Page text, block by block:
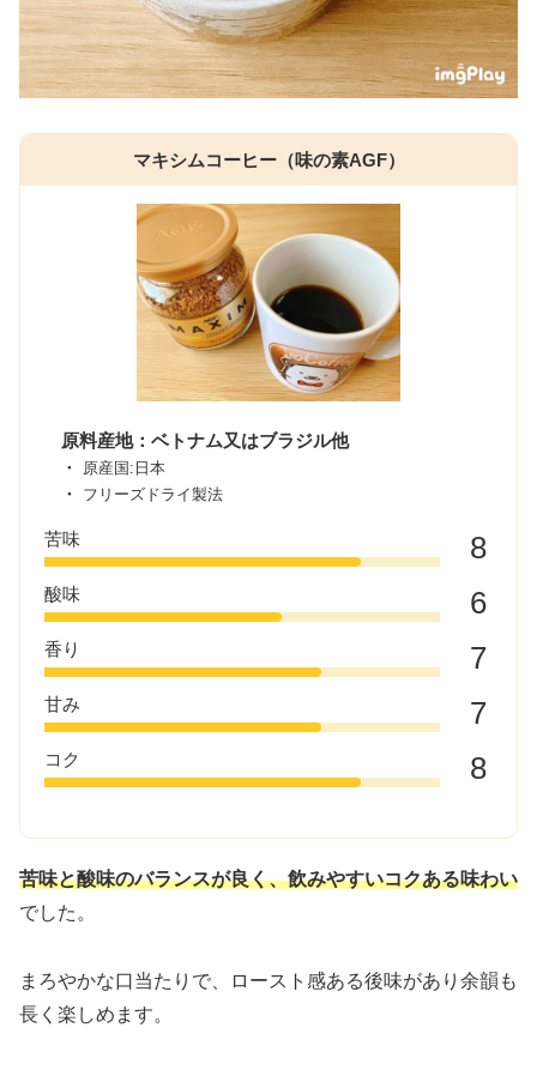
マキシムコーヒー（味の素AGF）
原料産地：ベトナム又はブラジル他
原産国:日本
フリーズドライ製法
苦味 8
酸味 6
香り 7
甘み 7
コク 8
苦味と酸味のバランスが良く、飲みやすいコクある味わい
でした。
まろやかな口当たりで、ロースト感ある後味があり余韻も
長く楽しめます。